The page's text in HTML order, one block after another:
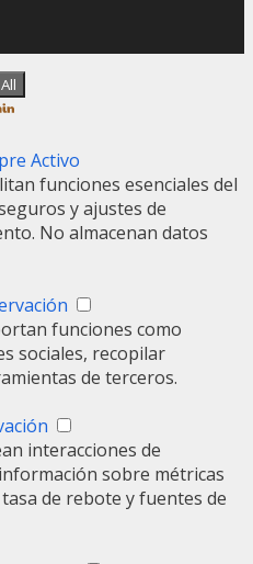
Activo
funciones esenciales del
y ajustes de
No almacenan datos
funciones como
sociales, recopilar
de terceros.
interacciones de
sobre métricas
de rebote y fuentes de